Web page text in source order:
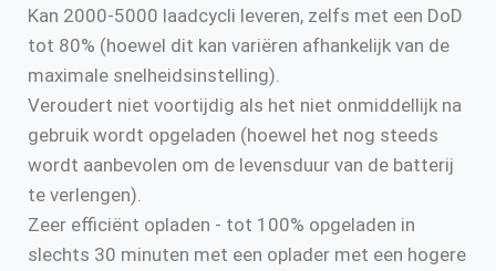
Kan 2000-5000 laadcycli leveren, zelfs met een DoD
tot 80% (hoewel dit kan variëren afhankelijk van de
maximale snelheidsinstelling).
Veroudert niet voortijdig als het niet onmiddellijk na
gebruik wordt opgeladen (hoewel het nog steeds
wordt aanbevolen om de levensduur van de batterij
te verlengen).
Zeer efficiënt opladen - tot 100% opgeladen in
slechts 30 minuten met een oplader met een hogere